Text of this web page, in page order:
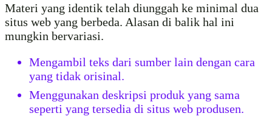
Materi yang identik telah diunggah ke minimal dua
situs web yang berbeda. Alasan di balik hal ini
mungkin bervariasi.
Mengambil teks dari sumber lain dengan cara
yang tidak orisinal.
Menggunakan deskripsi produk yang sama
seperti yang tersedia di situs web produsen.